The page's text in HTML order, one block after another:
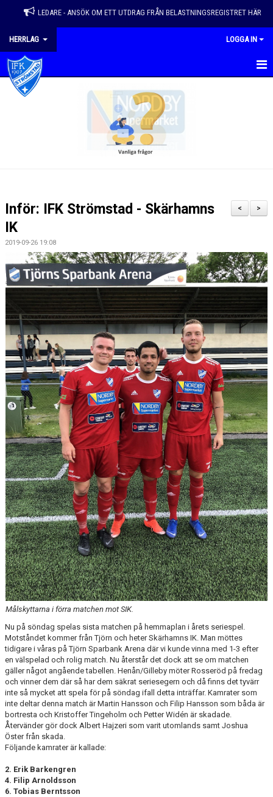
LEDARE - ANSÖK OM ETT UTDRAG FRÅN BELASTNINGSREGISTRET HÄR
HERRLAG LOGGA IN
HEM
DOKUMENT
BILDGALLERI
TRUPP
MATCHER
VERKSAMHETSBERÄTTELSER
>
<
Inför: IFK Strömstad - Skärhamns
IK
2019-09-26 19:08
Målskyttarna i förra matchen mot SIK.
Nu på söndag spelas sista matchen på hemmaplan i årets seriespel.
Motståndet kommer från Tjörn och heter Skärhamns IK. Man möttes
tidigare i våras på Tjörn Sparbank Arena där vi kunde vinna med 1-3 efter
en välspelad och rolig match. Nu återstår det dock att se om matchen
gäller något angående tabellen. Henån/Gilleby möter Rosseröd på fredag
och vinner dem där så har dem säkrat seriesegern och då finns det tyvärr
inte så mycket att spela för på söndag ifall detta inträffar. Kamrater som
inte deltar denna match är Martin Hansson och Filip Hansson som båda är
bortresta och Kristoffer Tingeholm och Petter Widén är skadade.
Återvänder gör dock Albert Hajzeri som varit utomlands samt Joshua
Öster från skada.
Följande kamrater är kallade:
2. Erik Barkengren
4. Filip Arnoldsson
6. Tobias Berntsson